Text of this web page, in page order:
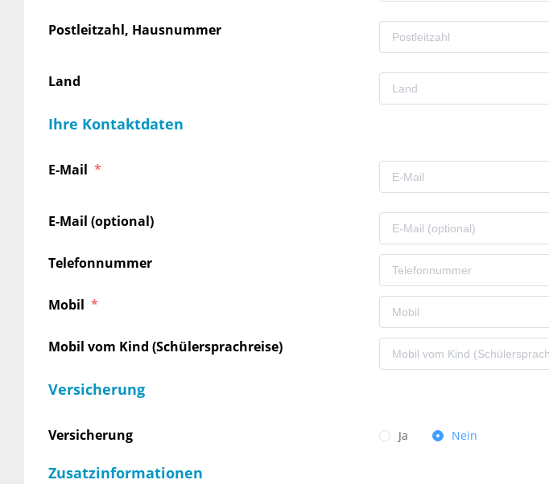
Postleitzahl, Hausnummer
Land
Ihre Kontaktdaten
E-Mail
E-Mail (optional)
Telefonnummer
Mobil
Mobil vom Kind (Schülersprachreise)
Versicherung
Versicherung Ja Nein
Zusatzinformationen